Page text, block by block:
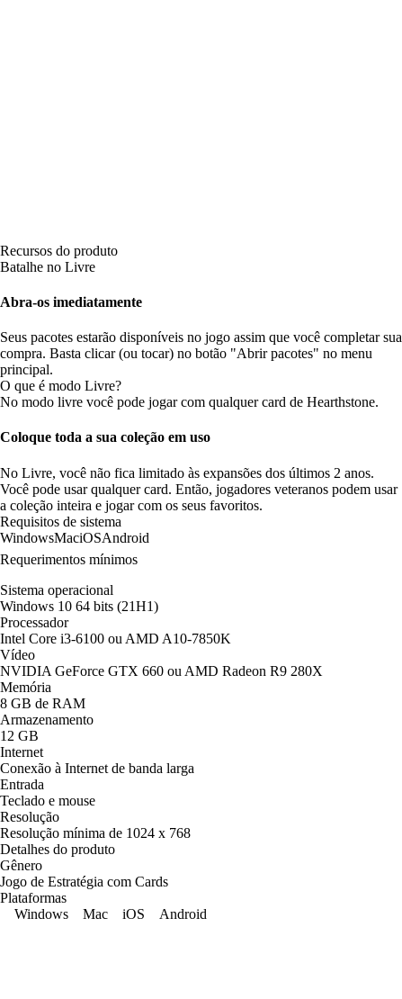
Recursos do produto
Batalhe no Livre
Abra-os imediatamente
Seus pacotes estarão disponíveis no jogo assim que você completar sua
compra. Basta clicar (ou tocar) no botão "Abrir pacotes" no menu
principal.
O que é modo Livre?
No modo livre você pode jogar com qualquer card de Hearthstone.
Coloque toda a sua coleção em uso
No Livre, você não fica limitado às expansões dos últimos 2 anos.
Você pode usar qualquer card. Então, jogadores veteranos podem usar
a coleção inteira e jogar com os seus favoritos.
Requisitos de sistema
WindowsMaciOSAndroid
Requerimentos mínimos
Sistema operacional
Windows 10 64 bits (21H1)
Processador
Intel Core i3-6100 ou AMD A10-7850K
Vídeo
NVIDIA GeForce GTX 660 ou AMD Radeon R9 280X
Memória
8 GB de RAM
Armazenamento
12 GB
Internet
Conexão à Internet de banda larga
Entrada
Teclado e mouse
Resolução
Resolução mínima de 1024 x 768
Detalhes do produto
Gênero
Jogo de Estratégia com Cards
Plataformas
Windows
Mac iOS Android